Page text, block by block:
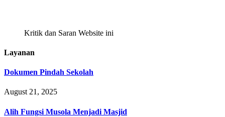
Kritik dan Saran Website ini
Layanan
Dokumen Pindah Sekolah
August 21, 2025
Alih Fungsi Musola Menjadi Masjid